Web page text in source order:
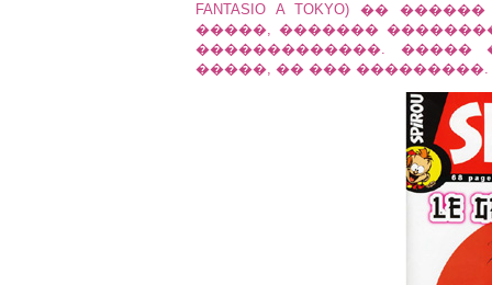
FANTASIO A TOKYO) ��
�����, �������
�������������.
�����, �� ��� ���������.